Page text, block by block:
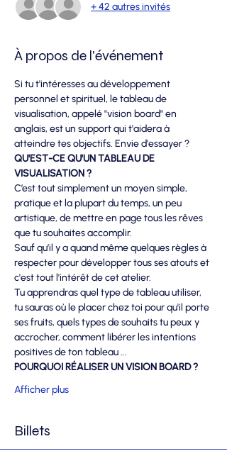
+ 42 autres invités
À propos de l'événement
Si tu t'intéresses au développement
personnel et spirituel, le tableau de
visualisation, appelé "vision board" en
anglais, est un support qui t'aidera à
atteindre tes objectifs. Envie d'essayer ?
QU'EST-CE QU'UN TABLEAU DE
VISUALISATION ?
C’est tout simplement un moyen simple,
pratique et la plupart du temps, un peu
artistique, de mettre en page tous les rêves
que tu souhaites accomplir.
Sauf qu’il y a quand même quelques règles à
respecter pour développer tous ses atouts et
c'est tout l'intérêt de cet atelier.
Tu apprendras quel type de tableau utiliser,
tu sauras où le placer chez toi pour qu'il porte
ses fruits, quels types de souhaits tu peux y
accrocher, comment libérer les intentions
positives de ton tableau ...
POURQUOI RÉALISER UN VISION BOARD ?
Afficher plus
Billets